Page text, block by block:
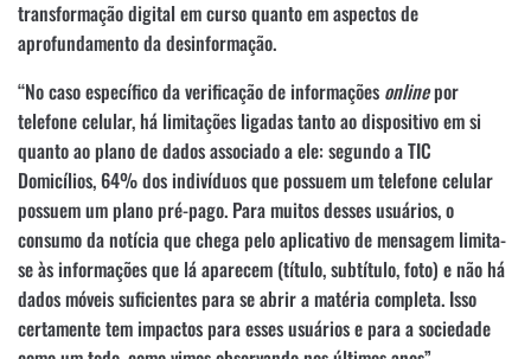
transformação digital em curso quanto em aspectos de
aprofundamento da desinformação.
“No caso específico da verificação de informações onlinepor
telefone celular, há limitações ligadas tanto ao dispositivo em si
quanto ao plano de dados associado a ele: segundo a TIC
Domicílios, 64% dos indivíduos que possuem um telefone celular
possuem um plano pré-pago. Para muitos desses usuários, o
consumo da notícia que chega pelo aplicativo de mensagem limita-
se às informações que lá aparecem (título, subtítulo, foto) e não há
dados móveis suficientes para se abrir a matéria completa. Isso
certamente tem impactos para esses usuários e para a sociedade